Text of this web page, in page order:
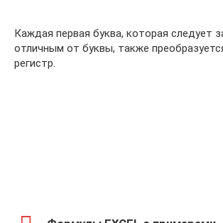
Каждая первая буква, которая следует
отличным от буквы, также
регистр.